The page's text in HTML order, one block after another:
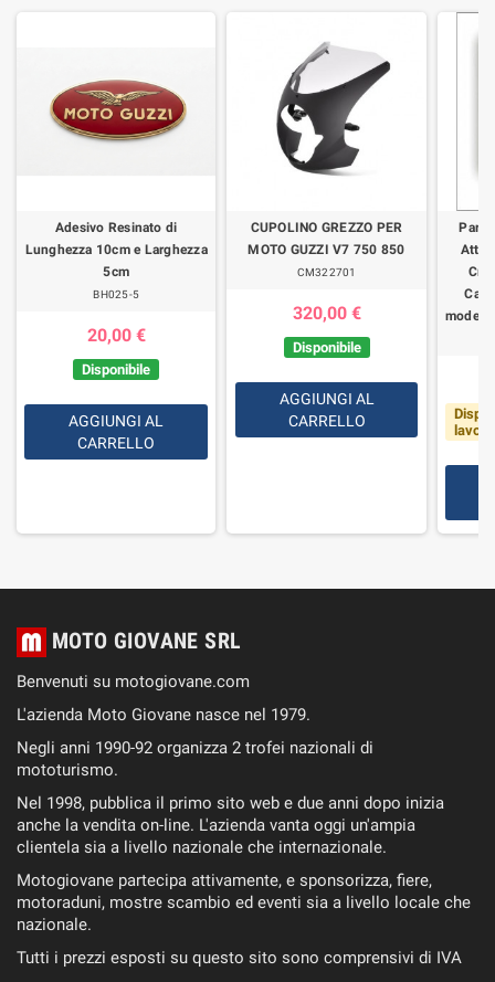
Adesivo Resinato di
Lunghezza 10cm e Larghezza
5cm
BH025-5
20,00 €
Disponibile
AGGIUNGI AL
CARRELLO
CUPOLINO GREZZO PER
MOTO GUZZI V7 750 850
CM322701
320,00 €
Disponibile
AGGIUNGI AL
CARRELLO
modelli
MOTO GIOVANE SRL
Benvenuti su motogiovane.com
L'azienda Moto Giovane nasce nel 1979.
Negli anni 1990-92 organizza 2 trofei nazionali di
mototurismo.
Nel 1998, pubblica il primo sito web e due anni dopo inizia
anche la vendita on-line. L'azienda vanta oggi un'ampia
clientela sia a livello nazionale che internazionale.
Motogiovane partecipa attivamente, e sponsorizza, fiere,
motoraduni, mostre scambio ed eventi sia a livello locale che
nazionale.
Tutti i prezzi esposti su questo sito sono comprensivi di IVA